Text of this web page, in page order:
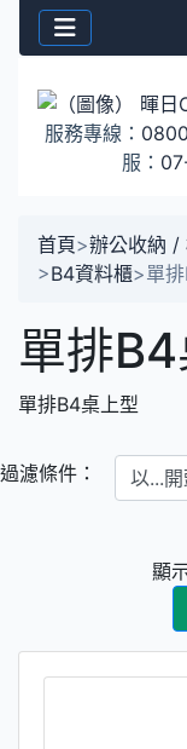
服務專線：
服：
首頁>辦公收納 /
>B4資料櫃>單
單排
單排B4桌上型
過濾條件： 以...開
顯